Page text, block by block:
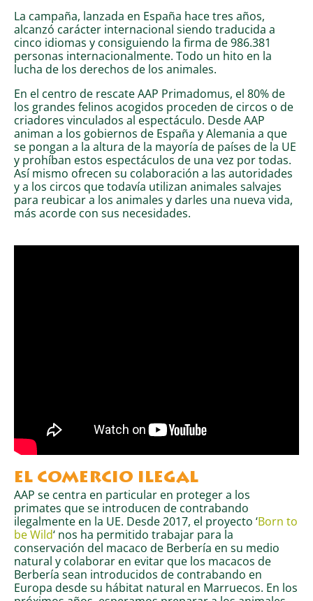
La campaña, lanzada en España hace tres años,
alcanzó carácter internacional siendo traducida a
cinco idiomas y consiguiendo la firma de 986.381
personas internacionalmente. Todo un hito en la
lucha de los derechos de los animales.
En el centro de rescate AAP Primadomus, el 80% de
los grandes felinos acogidos proceden de circos o de
criadores vinculados al espectáculo. Desde AAP
animan a los gobiernos de España y Alemania a que
se pongan a la altura de la mayoría de países de la UE
y prohíban estos espectáculos de una vez por todas.
Así mismo ofrecen su colaboración a las autoridades
y a los circos que todavía utilizan animales salvajes
para reubicar a los animales y darles una nueva vida,
más acorde con sus necesidades.
EL COMERCIO ILEGAL
AAP se centra en particular en proteger a los
primates que se introducen de contrabando
ilegalmente en la UE. Desde 2017, el proyecto ‘Born to
be Wild‘ nos ha permitido trabajar para la
conservación del macaco de Berbería en su medio
natural y colaborar en evitar que los macacos de
Berbería sean introducidos de contrabando en
Europa desde su hábitat natural en Marruecos. En los